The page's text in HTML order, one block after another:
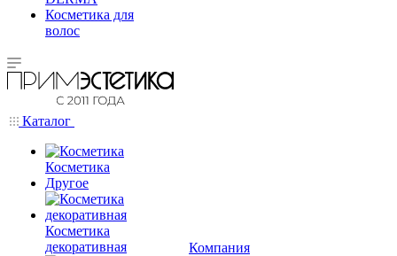
Косметика для
волос
Каталог
Косметика
Другое
Косметика
декоративная
Компания